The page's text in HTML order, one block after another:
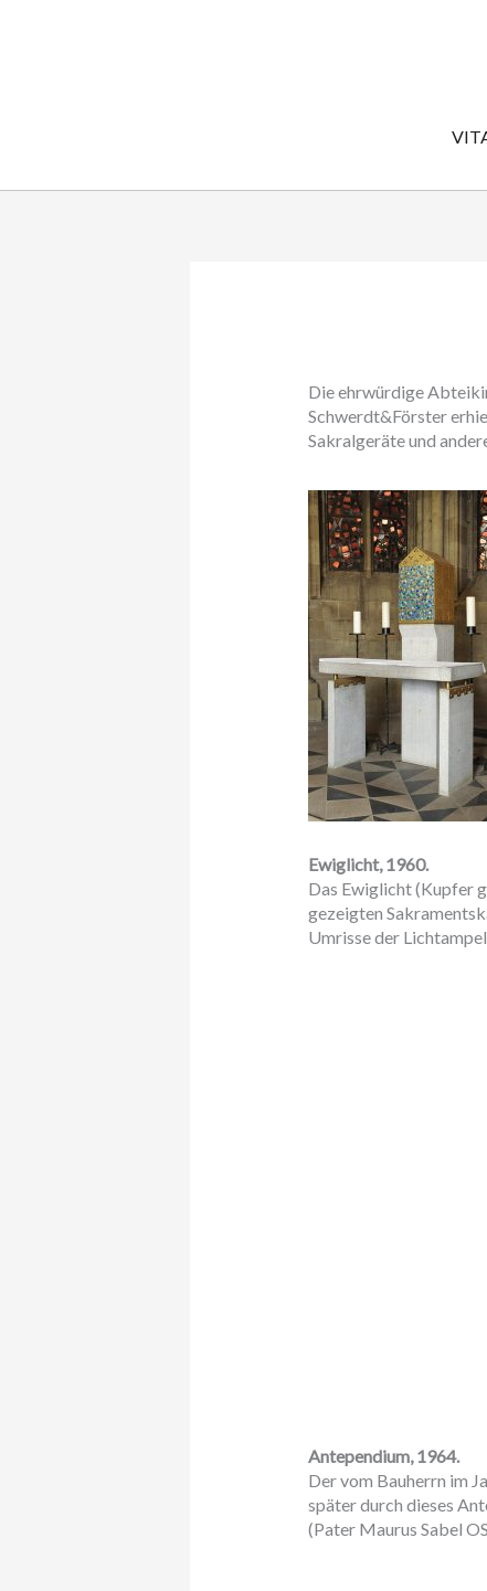
Die ehrwürdige
Schwerdt&Förster
Sakralgeräte und
Ewiglicht, 1960.
Das Ewiglicht (Kupfer
gezeigten
Umrisse der
Antependium, 1964.
Der vom Bauherrn im
später durch dieses
(Pater Maurus Sabel